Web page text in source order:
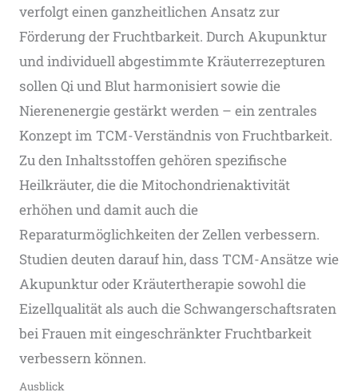
verfolgt einen ganzheitlichen Ansatz zur
Förderung der Fruchtbarkeit. Durch Akupunktur
und individuell abgestimmte Kräuterrezepturen
sollen Qi und Blut harmonisiert sowie die
Nierenenergie gestärkt werden – ein zentrales
Konzept im TCM-Verständnis von Fruchtbarkeit.
Zu den Inhaltsstoffen gehören spezifische
Heilkräuter, die die Mitochondrienaktivität
erhöhen und damit auch die
Reparaturmöglichkeiten der Zellen verbessern.
Studien deuten darauf hin, dass TCM-Ansätze wie
Akupunktur oder Kräutertherapie sowohl die
Eizellqualität als auch die Schwangerschaftsraten
bei Frauen mit eingeschränkter Fruchtbarkeit
verbessern können.
Ausblick